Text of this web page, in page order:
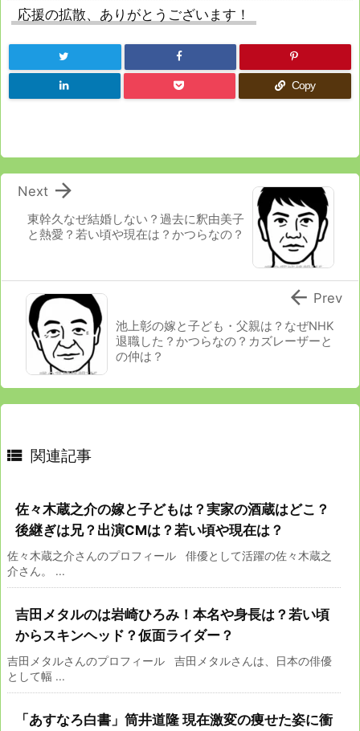
応援の拡散、ありがとうございます！
Copy
東幹久なぜ結婚しない？過去に釈由美子
と熱愛？若い頃や現在は？かつらなの？

Next
池上彰の嫁と子ども・父親は？なぜNHK
退職した？かつらなの？カズレーザーと
の仲は？
 Prev
 関連記事
佐々木蔵之介の嫁と子どもは？実家の酒蔵はどこ？
後継ぎは兄？出演CMは？若い頃や現在は？
佐々木蔵之介さんのプロフィール 俳優として活躍の佐々木蔵之
介さん。 ...
吉田メタルのは岩崎ひろみ！本名や身長は？若い頃
からスキンヘッド？仮面ライダー？
吉田メタルさんのプロフィール 吉田メタルさんは、日本の俳優
として幅 ...
「あすなろ白書」筒井道隆 現在激変の痩せた姿に衝